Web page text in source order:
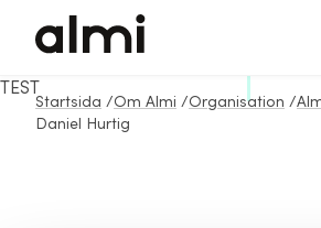
Startsida /Om Almi /Organisation /
Daniel Hurtig
TEST